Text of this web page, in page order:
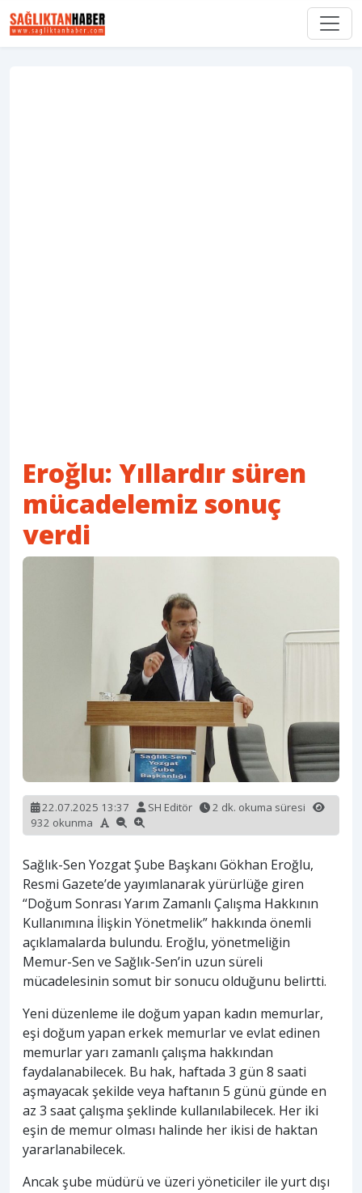
Eroğlu: Yıllardır süren
mücadelemiz sonuç
verdi
22.07.2025 13:37 SH Editör
2 dk. okuma süresi
932 okunma
Sağlık-Sen Yozgat Şube Başkanı Gökhan Eroğlu,
Resmi Gazete’de yayımlanarak yürürlüğe giren
“Doğum Sonrası Yarım Zamanlı Çalışma Hakkının
Kullanımına İlişkin Yönetmelik” hakkında önemli
açıklamalarda bulundu. Eroğlu, yönetmeliğin
Memur-Sen ve Sağlık-Sen’in uzun süreli
mücadelesinin somut bir sonucu olduğunu belirtti.
Yeni düzenleme ile doğum yapan kadın memurlar,
eşi doğum yapan erkek memurlar ve evlat edinen
memurlar yarı zamanlı çalışma hakkından
faydalanabilecek. Bu hak, haftada 3 gün 8 saati
aşmayacak şekilde veya haftanın 5 günü günde en
az 3 saat çalışma şeklinde kullanılabilecek. Her iki
eşin de memur olması halinde her ikisi de haktan
yararlanabilecek.
Ancak şube müdürü ve üzeri yöneticiler ile yurt dışı